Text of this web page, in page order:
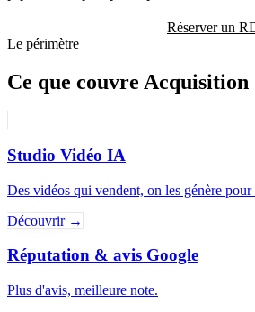
Réserver un
Le périmètre
Ce que couvre Acquisition
Studio Vidéo IA
Des vidéos qui vendent, on les génère pour
Découvrir →
Réputation & avis Google
Plus d'avis, meilleure note.